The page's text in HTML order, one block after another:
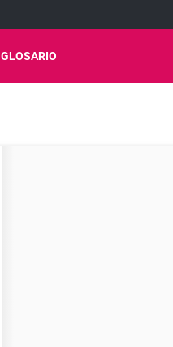
GLOSARIO